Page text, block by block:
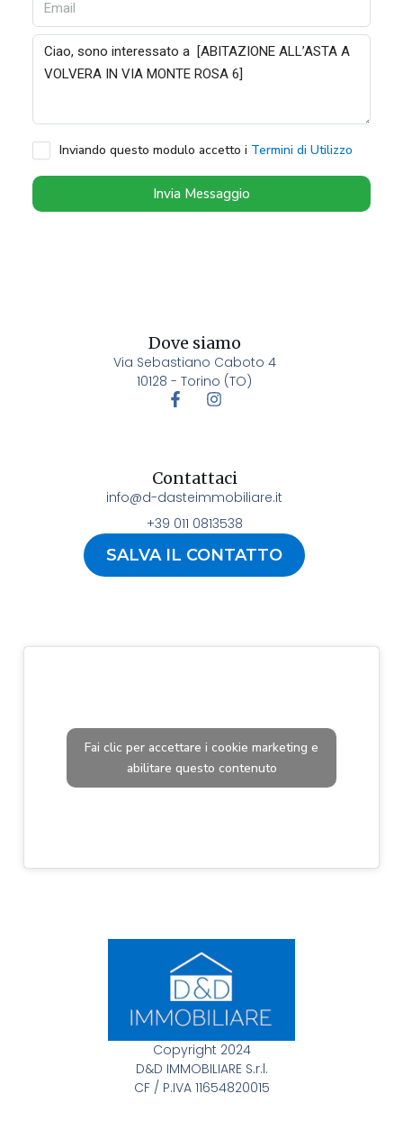
Inviando questo modulo accetto i Termini di Utilizzo
Invia Messaggio
Copyright 2024
D&D IMMOBILIARE S.r.l.
CF / P.IVA 11654820015
Dove siamo
Via Sebastiano Caboto 4
10128 - Torino (TO)
Contattaci
info@d-dasteimmobiliare.it
+39 011 0813538
SALVA IL CONTATTO
Fai clic per accettare i cookie marketing e
abilitare questo contenuto